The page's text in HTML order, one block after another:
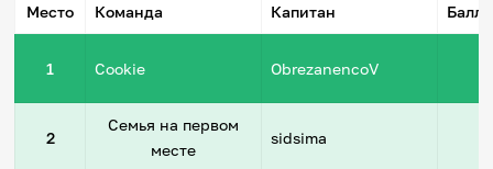
Педагогам
Школа наставников
Методика
Секреты кода
Незрячим
Место Команда Капитан
1 Cookie ObrezanencoV
2
Семья на первом
месте
sidsima